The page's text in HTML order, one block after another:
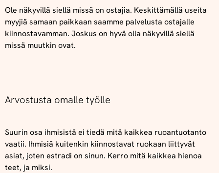
Ole näkyvillä siellä missä on ostajia. Keskittämällä useita
myyjiä samaan paikkaan saamme palvelusta ostajalle
kiinnostavamman. Joskus on hyvä olla näkyvillä siellä
missä muutkin ovat.
Arvostusta omalle työlle
Suurin osa ihmisistä ei tiedä mitä kaikkea ruoantuotanto
vaatii. Ihmisiä kuitenkin kiinnostavat ruokaan liittyvät
asiat, joten estradi on sinun. Kerro mitä kaikkea hienoa
teet, ja miksi.